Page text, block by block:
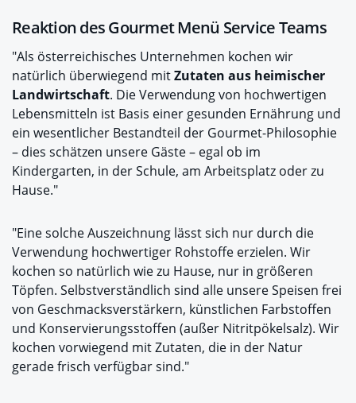
Reaktion des Gourmet Menü Service Teams
"Als österreichisches Unternehmen kochen wir
natürlich überwiegend mitZutaten aus heimischer
Landwirtschaft. Die Verwendung von hochwertigen
Lebensmitteln ist Basis einer gesunden Ernährung und
ein wesentlicher Bestandteil der Gourmet-Philosophie
– dies schätzen unsere Gäste – egal ob im
Kindergarten, in der Schule, am Arbeitsplatz oder zu
Hause."
"Eine solche Auszeichnung lässt sich nur durch die
Verwendung hochwertiger Rohstoffe erzielen. Wir
kochen so natürlich wie zu Hause, nur in größeren
Töpfen. Selbstverständlich sind alle unsere Speisen frei
von Geschmacksverstärkern, künstlichen Farbstoffen
und Konservierungsstoffen (außer Nitritpökelsalz). Wir
kochen vorwiegend mit Zutaten, die in der Natur
gerade frisch verfügbar sind."